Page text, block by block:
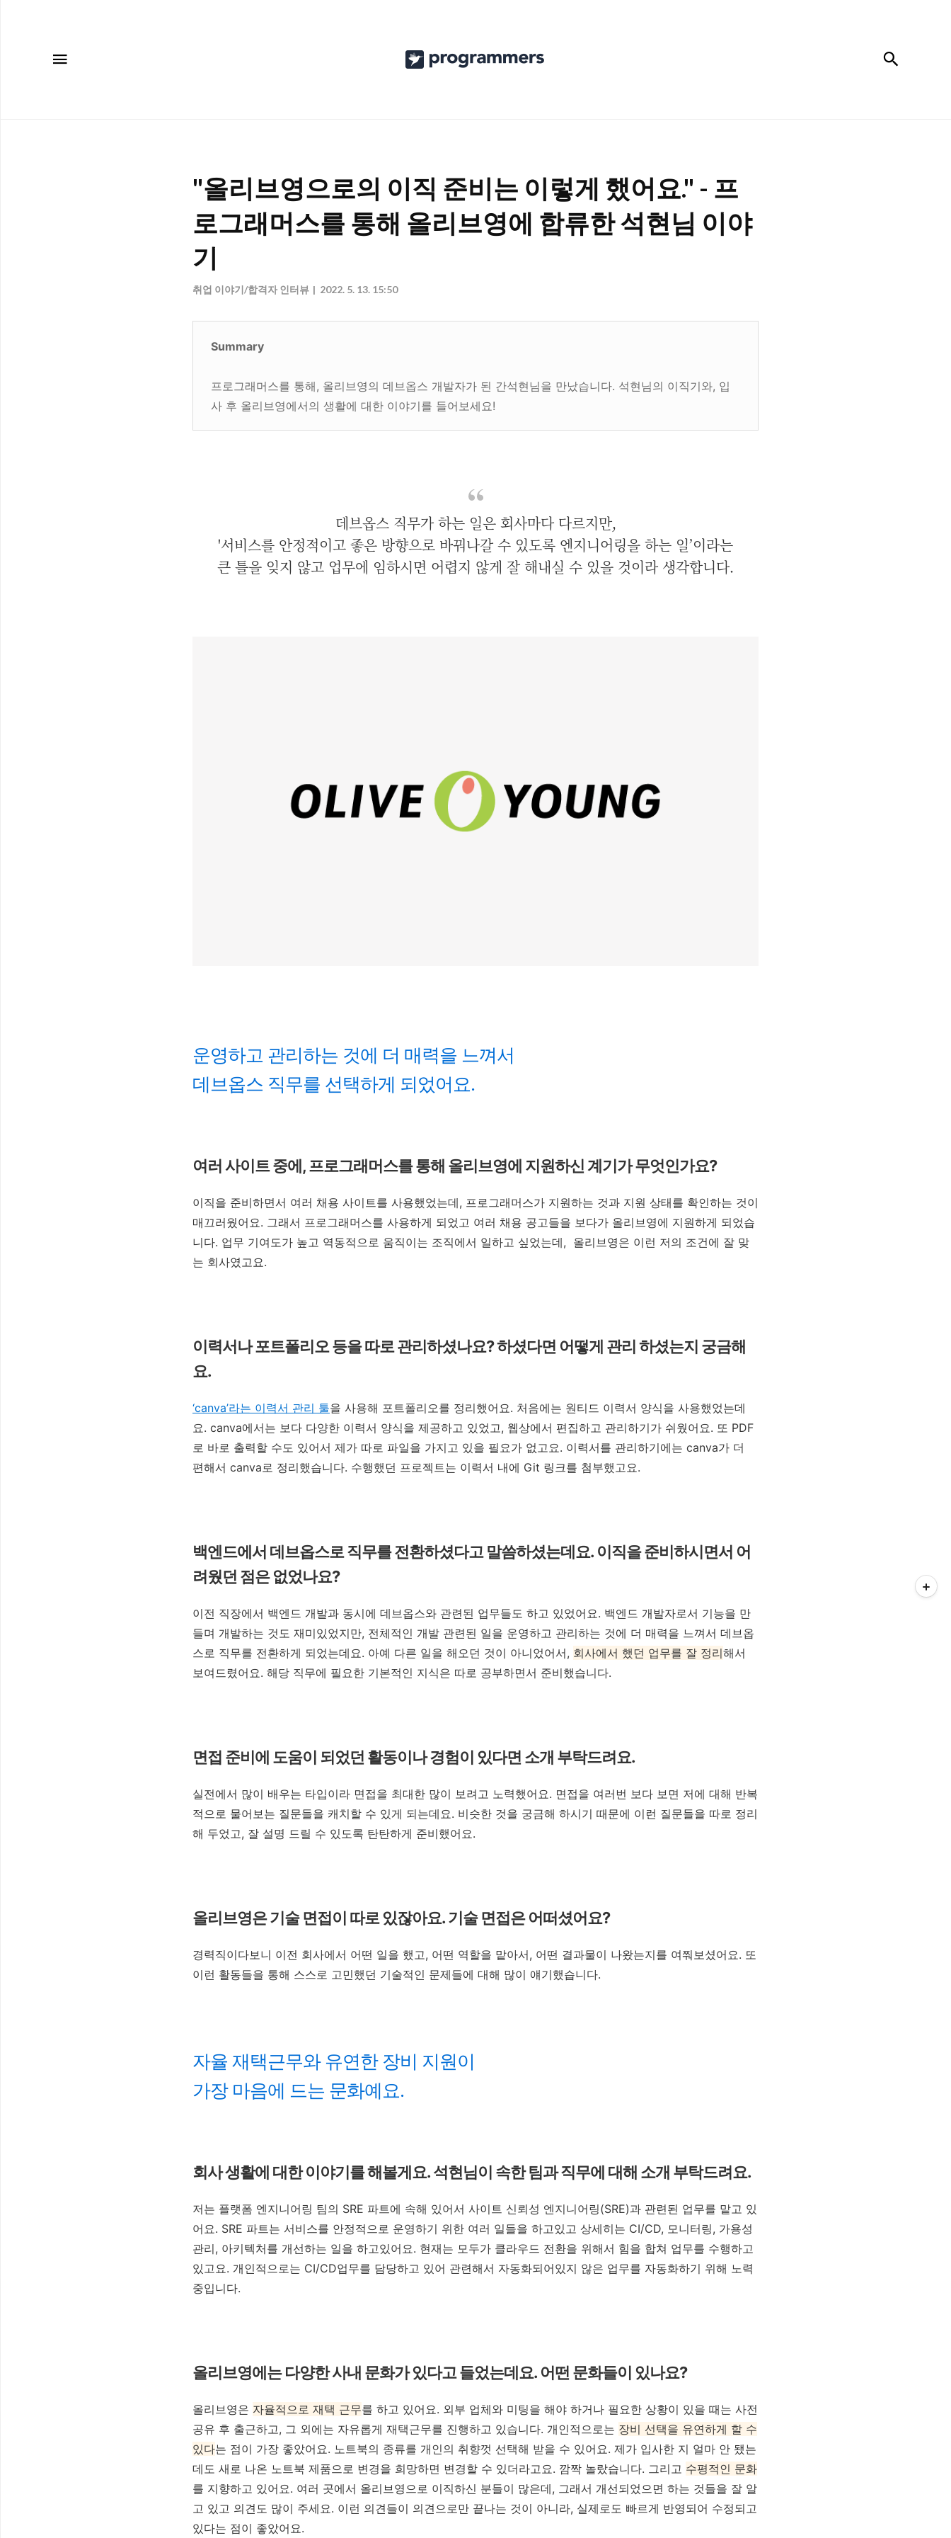
로
스
공
식
"올리브영으로의 이직 준비는 이렇게 했어요." - 프
로그래머스를 통해 올리브영에 합류한 석현님 이야
기
취업 이야기/합격자 인터뷰 2022. 5. 13. 15:50
Summary
프로그래머스를 통해, 올리브영의 데브옵스 개발자가 된 간석현님을 만났습니다. 석현님의 이직기와, 입
사 후 올리브영에서의 생활에 대한 이야기를 들어보세요!
데브옵스 직무가 하는 일은 회사마다 다르지만,
'서비스를 안정적이고 좋은 방향으로 바꿔나갈 수 있도록 엔지니어링을 하는 일’이라는
큰 틀을 잊지 않고 업무에 임하시면 어렵지 않게 잘 해내실 수 있을 것이라 생각합니다.
운영하고 관리하는 것에 더 매력을 느껴서
데브옵스 직무를 선택하게 되었어요.
여러 사이트 중에, 프로그래머스를 통해 올리브영에 지원하신 계기가 무엇인가요?
이직을 준비하면서 여러 채용 사이트를 사용했었는데, 프로그래머스가 지원하는 것과 지원 상태를 확인하는 것이
매끄러웠어요. 그래서 프로그래머스를 사용하게 되었고 여러 채용 공고들을 보다가 올리브영에 지원하게 되었습
니다. 업무 기여도가 높고 역동적으로 움직이는 조직에서 일하고 싶었는데, 올리브영은 이런 저의 조건에 잘 맞
는 회사였고요.
이력서나 포트폴리오 등을 따로 관리하셨나요? 하셨다면 어떻게 관리 하셨는지 궁금해
요.
‘canva’라는 이력서 관리 툴을 사용해 포트폴리오를 정리했어요. 처음에는 원티드 이력서 양식을 사용했었는데
요. canva에서는 보다 다양한 이력서 양식을 제공하고 있었고, 웹상에서 편집하고 관리하기가 쉬웠어요. 또 PDF
로 바로 출력할 수도 있어서 제가 따로 파일을 가지고 있을 필요가 없고요. 이력서를 관리하기에는 canva가 더
편해서 canva로 정리했습니다. 수행했던 프로젝트는 이력서 내에 Git 링크를 첨부했고요.
백엔드에서 데브옵스로 직무를 전환하셨다고 말씀하셨는데요. 이직을 준비하시면서 어
려웠던 점은 없었나요?
이전 직장에서 백엔드 개발과 동시에 데브옵스와 관련된 업무들도 하고 있었어요. 백엔드 개발자로서 기능을 만
들며 개발하는 것도 재미있었지만, 전체적인 개발 관련된 일을 운영하고 관리하는 것에 더 매력을 느껴서 데브옵
스로 직무를 전환하게 되었는데요. 아예 다른 일을 해오던 것이 아니었어서, 회사에서 했던 업무를 잘 정리해서
보여드렸어요. 해당 직무에 필요한 기본적인 지식은 따로 공부하면서 준비했습니다.
면접 준비에 도움이 되었던 활동이나 경험이 있다면 소개 부탁드려요.
실전에서 많이 배우는 타입이라 면접을 최대한 많이 보려고 노력했어요. 면접을 여러번 보다 보면 저에 대해 반복
적으로 물어보는 질문들을 캐치할 수 있게 되는데요. 비슷한 것을 궁금해 하시기 때문에 이런 질문들을 따로 정리
해 두었고, 잘 설명 드릴 수 있도록 탄탄하게 준비했어요.
올리브영은 기술 면접이 따로 있잖아요. 기술 면접은 어떠셨어요?
경력직이다보니 이전 회사에서 어떤 일을 했고, 어떤 역할을 맡아서, 어떤 결과물이 나왔는지를 여쭤보셨어요. 또
이런 활동들을 통해 스스로 고민했던 기술적인 문제들에 대해 많이 얘기했습니다.
자율 재택근무와 유연한 장비 지원이
가장 마음에 드는 문화예요.
회사 생활에 대한 이야기를 해볼게요. 석현님이 속한 팀과 직무에 대해 소개 부탁드려요.
저는 플랫폼 엔지니어링 팀의 SRE 파트에 속해 있어서 사이트 신뢰성 엔지니어링(SRE)과 관련된 업무를 맡고 있
어요. SRE 파트는 서비스를 안정적으로 운영하기 위한 여러 일들을 하고있고 상세히는 CI/CD, 모니터링, 가용성
관리, 아키텍처를 개선하는 일을 하고있어요. 현재는 모두가 클라우드 전환을 위해서 힘을 합쳐 업무를 수행하고
있고요. 개인적으로는 CI/CD업무를 담당하고 있어 관련해서 자동화되어있지 않은 업무를 자동화하기 위해 노력
중입니다.
올리브영에는 다양한 사내 문화가 있다고 들었는데요. 어떤 문화들이 있나요?
올리브영은 자율적으로 재택 근무를 하고 있어요. 외부 업체와 미팅을 해야 하거나 필요한 상황이 있을 때는 사전
공유 후 출근하고, 그 외에는 자유롭게 재택근무를 진행하고 있습니다. 개인적으로는 장비 선택을 유연하게 할 수
있다는 점이 가장 좋았어요. 노트북의 종류를 개인의 취향껏 선택해 받을 수 있어요. 제가 입사한 지 얼마 안 됐는
데도 새로 나온 노트북 제품으로 변경을 희망하면 변경할 수 있더라고요. 깜짝 놀랐습니다. 그리고 수평적인 문화
를 지향하고 있어요. 여러 곳에서 올리브영으로 이직하신 분들이 많은데, 그래서 개선되었으면 하는 것들을 잘 알
고 있고 의견도 많이 주세요. 이런 의견들이 의견으로만 끝나는 것이 아니라, 실제로도 빠르게 반영되어 수정되고
있다는 점이 좋았어요.